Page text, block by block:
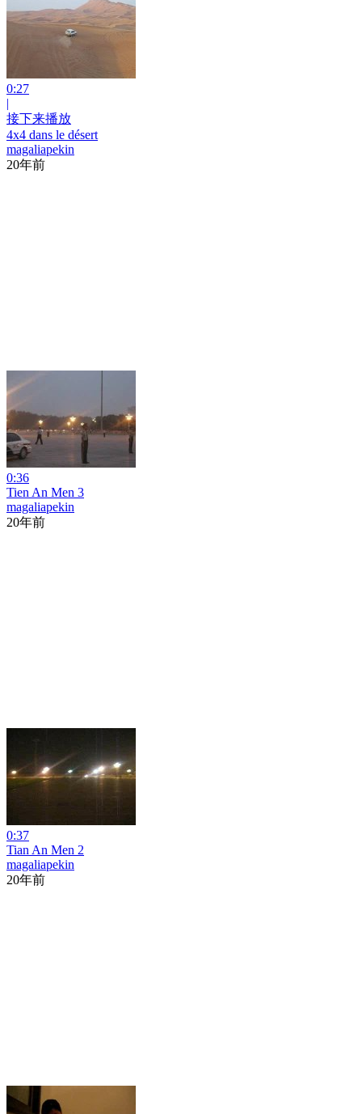
0:27
|
接下来播放
4x4 dans le désert
magaliapekin
20年前
0:36
Tien An Men 3
magaliapekin
20年前
0:37
Tian An Men 2
magaliapekin
20年前